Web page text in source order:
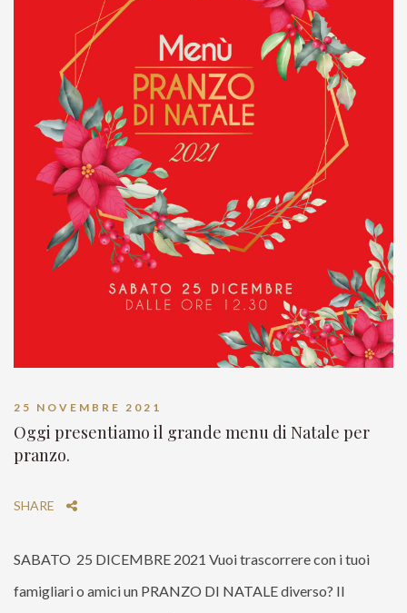
25 NOVEMBRE 2021
Oggi presentiamo il grande menu di Natale per
pranzo.
SHARE
SABATO 25 DICEMBRE 2021 Vuoi trascorrere con i tuoi
famigliari o amici un PRANZO DI NATALE diverso? Il